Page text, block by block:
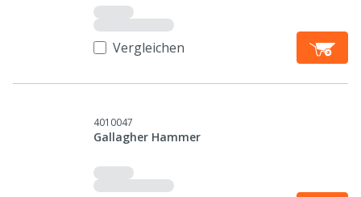
Vergleichen
4010047
Gallagher Hammer